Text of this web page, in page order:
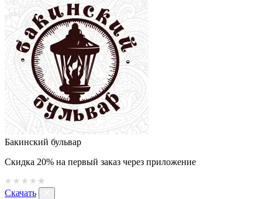
Бакинский бульвар
Скидка 20% на первый заказ через приложение
Скачать